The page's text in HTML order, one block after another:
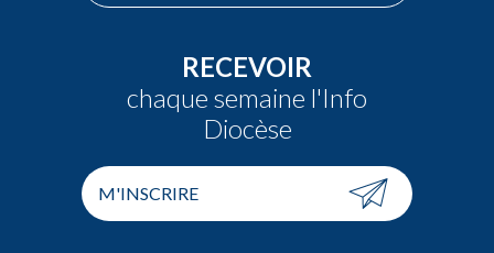
RECEVOIR
chaque semaine l'Info
Diocèse
M'INSCRIRE